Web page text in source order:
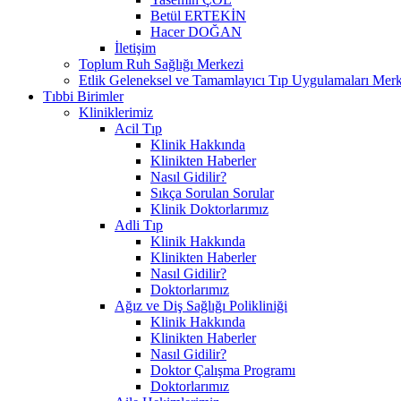
Betül ERTEKİN
Hacer DOĞAN
İletişim
Toplum Ruh Sağlığı Merkezi
Etlik Geleneksel ve Tamamlayıcı Tıp Uygulamaları
Tıbbi Birimler
Kliniklerimiz
Acil Tıp
Klinik Hakkında
Klinikten Haberler
Nasıl Gidilir?
Sıkça Sorulan Sorular
Klinik Doktorlarımız
Adli Tıp
Klinik Hakkında
Klinikten Haberler
Nasıl Gidilir?
Doktorlarımız
Ağız ve Diş Sağlığı Polikliniği
Klinik Hakkında
Klinikten Haberler
Nasıl Gidilir?
Doktor Çalışma Programı
Doktorlarımız